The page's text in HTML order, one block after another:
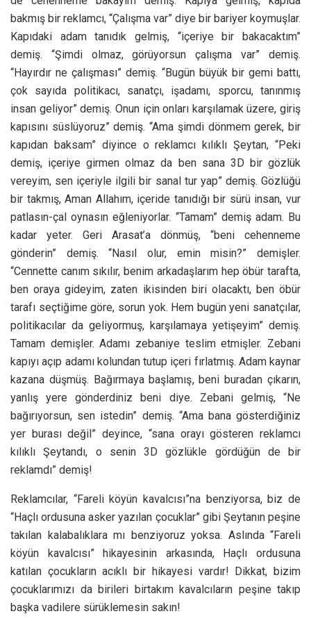
bakmış bir reklamcı, “Çalışma var” diye bir bariyer koymuşlar.
Kapıdaki adam tanıdık gelmiş, “içeriye bir bakacaktım”
demiş. “Şimdi olmaz, görüyorsun çalışma var” demiş.
“Hayırdır ne çalışması” demiş. “Bugün büyük bir gemi battı,
çok sayıda politikacı, sanatçı, işadamı, sporcu, tanınmış
insan geliyor” demiş. Onun için onları karşılamak üzere, giriş
kapısını süslüyoruz” demiş. “Ama şimdi dönmem gerek, bir
kapıdan baksam” diyince o reklamcı kılıklı Şeytan, “Peki
demiş, içeriye girmen olmaz da ben sana 3D bir gözlük
vereyim, sen içeriyle ilgili bir sanal tur yap” demiş. Gözlüğü
bir takmış, Aman Allahım, içeride tanıdığı bir sürü insan, vur
patlasın-çal oynasın eğleniyorlar. “Tamam” demiş adam. Bu
kadar yeter. Geri Arasat’a dönmüş, “beni cehenneme
gönderin” demiş. “Nasıl olur, emin misin?” demişler.
“Cennette canım sıkılır, benim arkadaşlarım hep öbür tarafta,
ben oraya gideyim, zaten ikisinden biri olacaktı, ben öbür
tarafı seçtiğime göre, sorun yok. Hem bugün yeni sanatçılar,
politikacılar da geliyormuş, karşılamaya yetişeyim” demiş.
Tamam demişler. Adamı zebaniye teslim etmişler. Zebani
kapıyı açıp adamı kolundan tutup içeri fırlatmış. Adam kaynar
kazana düşmüş. Bağırmaya başlamış, beni buradan çıkarın,
yanlış yere gönderdiniz beni diye. Zebani gelmiş, “Ne
bağırıyorsun, sen istedin” demiş. “Ama bana gösterdiğiniz
yer burası değil” deyince, “sana orayı gösteren reklamcı
kılıklı Şeytandı, o senin 3D gözlükle gördüğün de bir
reklamdı” demiş!
Reklamcılar, “Fareli köyün kavalcısı”na benziyorsa, biz de
“Haçlı ordusuna asker yazılan çocuklar” gibi Şeytanın peşine
takılan kalabalıklara mı benziyoruz yoksa. Aslında “Fareli
köyün kavalcısı” hikayesinin arkasında, Haçlı ordusuna
katılan çocukların acıklı bir hikayesi vardır! Dikkat, bizim
çocuklarımızı da birileri birtakım kavalcıların peşine takıp
başka vadilere sürüklemesin sakın!